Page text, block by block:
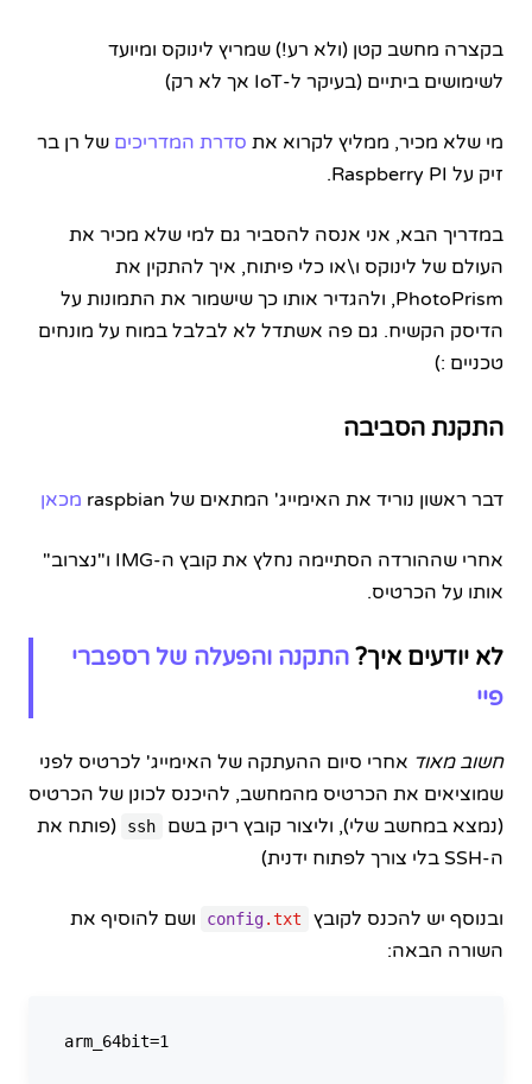
בקצרה מחשב קטן (ולא רע!) שמריץ לינוקס ומיועד
לשימושים ביתיים (בעיקר ל-IoT אך לא רק)
מי שלא מכיר, ממליץ לקרוא את סדרת המדריכים של רן בר
זיק על Raspberry PI.
במדריך הבא, אני אנסה להסביר גם למי שלא מכיר את
העולם של לינוקס ו\או כלי פיתוח, איך להתקין את
PhotoPrism, ולהגדיר אותו כך שישמור את התמונות על
הדיסק הקשיח. גם פה אשתדל לא לבלבל במוח על מונחים
טכניים :)
התקנת הסביבה
דבר ראשון נוריד את האימייג' המתאים של raspbian מכאן
אחרי שההורדה הסתיימה נחלץ את קובץ ה-IMG ו"נצרוב"
אותו על הכרטיס.
לא יודעים איך? התקנה והפעלה של רספברי
פיי
חשוב מאוד אחרי סיום ההעתקה של האימייג' לכרטיס לפני
שמוציאים את הכרטיס מהמחשב, להיכנס לכונן של הכרטיס
(נמצא במחשב שלי), וליצור קובץ ריק בשם
ssh
(פותח את
ה-SSH בלי צורך לפתוח ידנית)
ובנוסף יש להכנס לקובץ config.txt
ושם להוסיף את
השורה הבאה: